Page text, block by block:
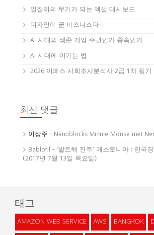
일잘러의 무기가 되는 엑셀 대시보드
디자인이 곧 비즈니스다
AI 시대의 생존 게임 주권인가 종속인가
AI 시대에 이기는 법
2026 이패스 사회조사분석사 2급 1차 필기
최신 댓글
이상주 - Nanoblocks Minnie Mouse met
Bablofil - ‘발트해 진주’ 에스토니아 : 한국
(2017년 7월 13일 목요일)
태그
AMAZON WEB SERVICE AWS BANGKOK